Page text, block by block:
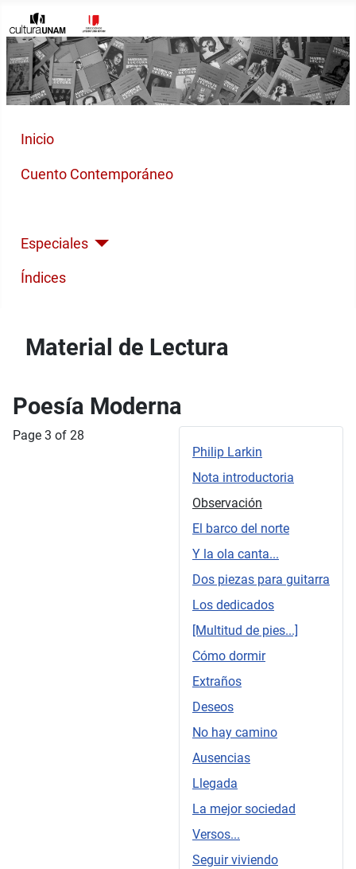
Inicio
Cuento Contemporáneo
Especiales
Índices
Material de Lectura
Poesía Moderna
Philip Larkin
Nota introductoria
Observación
El barco del norte
Y la ola canta...
Dos piezas para guitarra
Los dedicados
[Multitud de pies...]
Cómo dormir
Extraños
Deseos
No hay camino
Ausencias
Llegada
La mejor sociedad
Versos...
Seguir viviendo
Page 3 of 28